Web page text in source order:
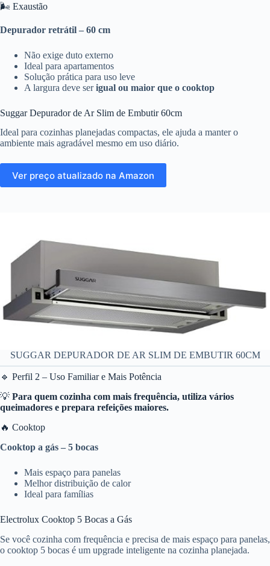
🌬️ Exaustão
Depurador retrátil – 60 cm
Não exige duto externo
Ideal para apartamentos
Solução prática para uso leve
A largura deve serigual ou maior que o cooktop
Suggar Depurador de Ar Slim de Embutir 60cm
Ideal para cozinhas planejadas compactas, ele ajuda a manter o
ambiente mais agradável mesmo em uso diário.
Ver preço atualizado na Amazon
SUGGAR DEPURADOR DE AR SLIM DE EMBUTIR 60CM
🔹 Perfil 2 – Uso Familiar e Mais Potência
💡 Para quem cozinha com mais frequência, utiliza vários
queimadores e prepara refeições maiores.
🔥 Cooktop
Cooktop a gás – 5 bocas
Mais espaço para panelas
Melhor distribuição de calor
Ideal para famílias
Electrolux Cooktop 5 Bocas a Gás
Se você cozinha com frequência e precisa de mais espaço para panelas,
o cooktop 5 bocas é um upgrade inteligente na cozinha planejada.